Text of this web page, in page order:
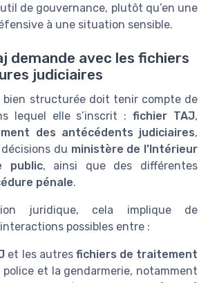
de gouvernance, plutôt qu’en une
à une situation sensible.
demande avec les fichiers
judiciaires
bien structurée doit tenir compte de
lequel elle s’inscrit :fichier TAJ,
des antécédents judiciaires,
décisions du ministère de l’Intérieur
public, ainsi que des différentes
pénale.
juridique, cela implique de
possibles entre :
et les autres fichiers de traitement
police et la gendarmerie, notamment